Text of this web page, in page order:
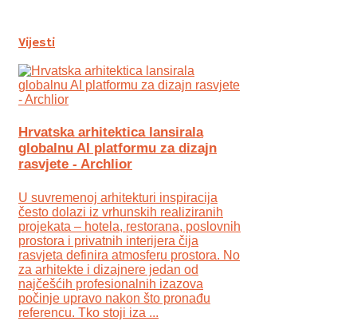
Vijesti
Hrvatska arhitektica lansirala
globalnu AI platformu za dizajn
rasvjete - Archlior
U suvremenoj arhitekturi inspiracija
često dolazi iz vrhunskih realiziranih
projekata – hotela, restorana, poslovnih
prostora i privatnih interijera čija
rasvjeta definira atmosferu prostora. No
za arhitekte i dizajnere jedan od
najčešćih profesionalnih izazova
počinje upravo nakon što pronađu
referencu. Tko stoji iza ...